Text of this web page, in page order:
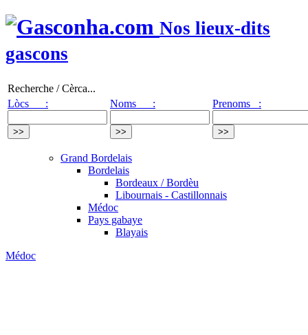
Nos lieux-dits
gascons
Recherche / Cèrca...
Lòcs :
Noms : Prenoms :
Grand Bordelais
Bordelais
Bordeaux / Bordèu
Libournais - Castillonnais
Médoc
Pays gabaye
Blayais
Médoc